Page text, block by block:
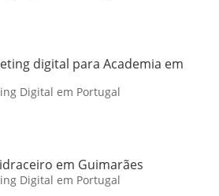
digital para Academia em
Digital em Portugal
em Guimarães
Digital em Portugal